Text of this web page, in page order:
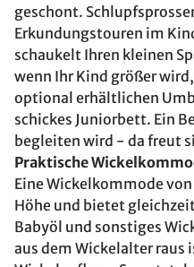
geschont.
Erkundungstouren im
schaukelt Ihren kleinen
wenn Ihr Kind größer
optional erhältlichen
schickes Juniorbett. Ein
begleiten wird - da freut
Praktische
Eine Wickelkommode
Höhe und bietet
Babyöl und sonstiges
aus dem Wickelalter raus